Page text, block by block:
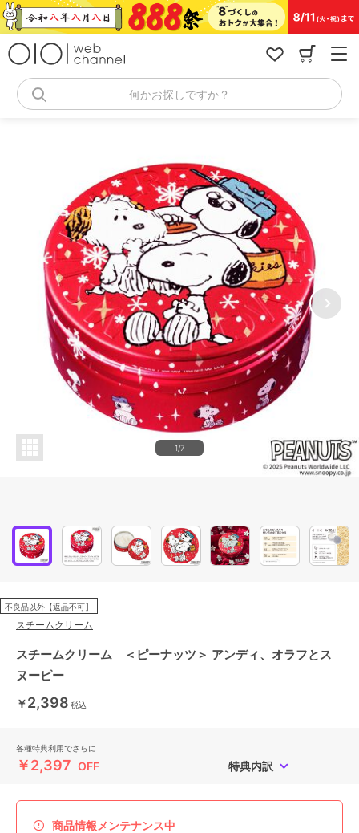
コ
ン
何かお探しですか？
1/7
不良品以外【返品不可】
スチームクリーム
スチームクリーム ＜ピーナッツ＞ アンディ、オラフとス
ヌーピー
￥2,398 税込
各種特典利用でさらに
￥2,397 OFF 特典内訳
商品情報メンテナンス中